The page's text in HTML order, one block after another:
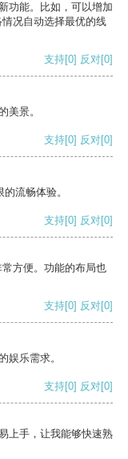
功能。比如，可以增加
况自动选择最优的线
支持[0] 反对[0]
美景。
支持[0] 反对[0]
流畅体验。
支持[0] 反对[0]
方便。功能的布局也
支持[0] 反对[0]
娱乐需求。
支持[0] 反对[0]
上手，让我能够快速熟